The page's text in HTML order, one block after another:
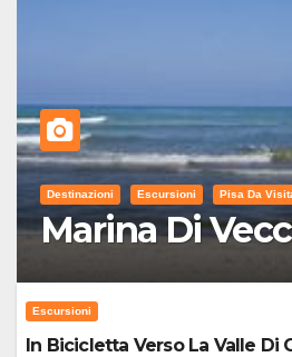
Destinazioni Escursioni Pisa Da
Marina Di
Escursioni
In Bicicletta Verso La Valle Di